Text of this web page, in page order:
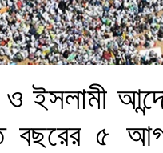
ও ইসলামী
৫